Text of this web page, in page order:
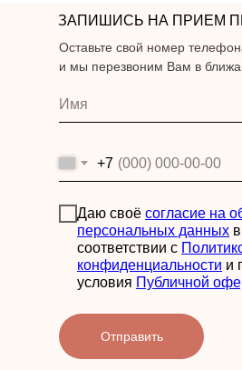
ЗАПИШИСЬ НА ПРИЕМ
Оставьте свой номер
и мы перезвоним Вам в
+7
Даю своё согласие на
персональных данных в
соответствии с
конфиденциальности и
условия Публичной
Отправить
ЛАЗЕРНАЯ ЭПИЛЯЦИЯ
Александритовый лазер
с технологией Moveo и диодный
лазер последнего поколения
ЛАЗЕРНАЯ ЭПИЛЯЦИЯ
Работа со всеми фототипами кожи
безопасная, эффективная,
комфортная
ЛАЗЕРНАЯ ЭПИЛЯЦИЯ
боли на премиальных лазерах